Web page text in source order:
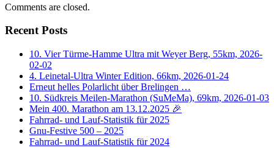
Comments are closed.
Recent Posts
10. Vier Türme-Hamme Ultra mit Weyer Berg, 55km, 2026-
02-02
4. Leinetal-Ultra Winter Edition, 66km, 2026-01-24
Erneut helles Polarlicht über Brelingen …
10. Südkreis Meilen-Marathon (SuMeMa), 69km, 2026-01-03
Mein 400. Marathon am 13.12.2025 🎉
Fahrrad- und Lauf-Statistik für 2025
Gnu-Festive 500 – 2025
Fahrrad- und Lauf-Statistik für 2024